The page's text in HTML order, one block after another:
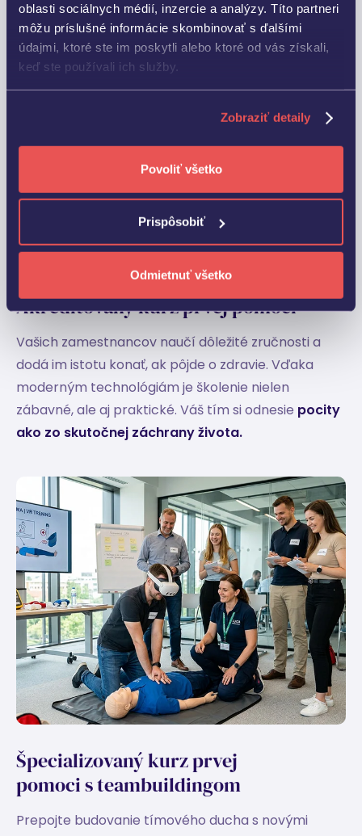
oblasti sociálnych médií, inzercie a analýzy. Títo partneri
môžu príslušné informácie skombinovať s ďalšími
údajmi, ktoré ste im poskytli alebo ktoré od vás získali,
keď ste používali ich služby.
Zobraziť detaily
Povoliť všetko
Prispôsobiť
Odmietnuť všetko
Akreditovaný kurz prvej pomoci
Vašich zamestnancov naučí dôležité zručnosti a
dodá im istotu konať, ak pôjde o zdravie. Vďaka
moderným technológiám je školenie nielen
zábavné, ale aj praktické. Váš tím si odnesie pocity
ako zo skutočnej záchrany života.
Špecializovaný kurz prvej
pomocis teambuildingom
Prepojte budovanie tímového ducha s novými